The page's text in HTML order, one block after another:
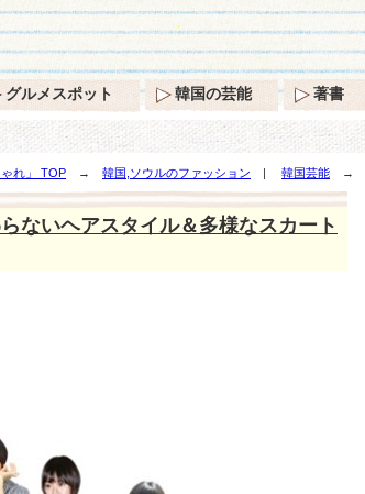
れ」 TOP → 韓国,ソウルのファッション | 韓国芸能 →
ないヘアスタイル＆多様なスカート
グルメスポット 韓国の芸能 著書